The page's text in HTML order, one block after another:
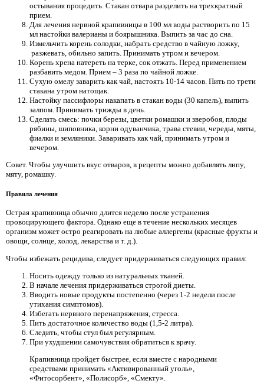
остывания процедить. Стакан отвара разделить на трехкратный
прием.
Для лечения нервной крапивницы в 100 мл воды растворить по 15
мл настойки валерианы и боярышника. Выпить за час до сна.
Измельчить корень солодки, набрать средство в чайную ложку,
разжевать, обильно запить. Принимать утром и вечером.
Корень хрена натереть на терке, сок отжать. Перед применением
разбавить медом. Прием – 3 раза по чайной ложке.
Сухую омелу заварить как чай, настоять 10-14 часов. Пить по трети
стакана утром натощак.
Настойку пассифлоры накапать в стакан воды (30 капель), выпить
залпом. Принимать трижды в день.
Сделать смесь: почки березы, цветки ромашки и зверобоя, плоды
рябины, шиповника, корни одуванчика, трава стевии, череды, мяты,
фиалки и земляники. Заваривать как чай, принимать утром и
вечером.
Совет. Чтобы улучшить вкус отваров, в рецепты можно добавлять липу,
мяту, ромашку.
Правила лечения
Острая крапивница обычно длится неделю после устранения
провоцирующего фактора. Однако еще в течение нескольких месяцев
организм может остро реагировать на любые аллергены (красные фрукты и
овощи, солнце, холод, лекарства и т. д.).
Чтобы избежать рецидива, следует придерживаться следующих правил:
Носить одежду только из натуральных тканей.
В начале лечения придерживаться строгой диеты.
Вводить новые продукты постепенно (через 1-2 недели после
утихания симптомов).
Избегать нервного перенапряжения, стресса.
Пить достаточное количество воды (1,5-2 литра).
Следить, чтобы стул был регулярным.
При ухудшении самочувствия обратиться к врачу.
Крапивница пройдет быстрее, если вместе с народными
средствами принимать «Активированный уголь»,
«Фитосорбент», «Полисорб», «Смекту».